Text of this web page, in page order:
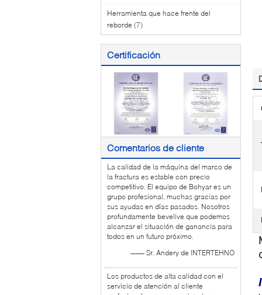
Herramienta que hace frente del
reborde (7)
Certificación
Comentarios de cliente
La calidad de la máquina del marco de
la fractura es estable con precio
competitivo. El equipo de Bohyar es un
grupo profesional, muchas gracias por
sus ayudas en días pasados. Nosotros
profundamente bevelive que podemos
alcanzar el situación de ganancia para
todos en un futuro próximo.
—— Sr. Andery de INTERTEHNO
Los productos de alta calidad con el
servicio de atención al cliente